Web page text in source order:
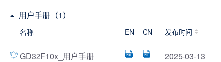
用户手册（1）
名称 EN CN 发布时间
GD32F10x_用户手册
2025-03-13